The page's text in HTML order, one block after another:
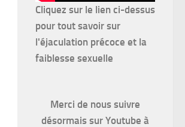
Cliquez sur le lien ci-dessus
pour tout savoir sur
l'éjaculation précoce et la
faiblesse sexuelle
Merci de nous suivre
désormais sur Youtube à